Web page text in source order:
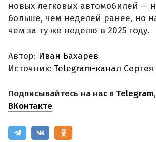
новых легковых автомобилей —
больше, чем неделей ранее, но
чем за ту же неделю в 2025 году.
Автор: Иван Бахарев
Источник: Telegram-канал
Подписывайтесь на нас в Telegram,
ВКонтакте